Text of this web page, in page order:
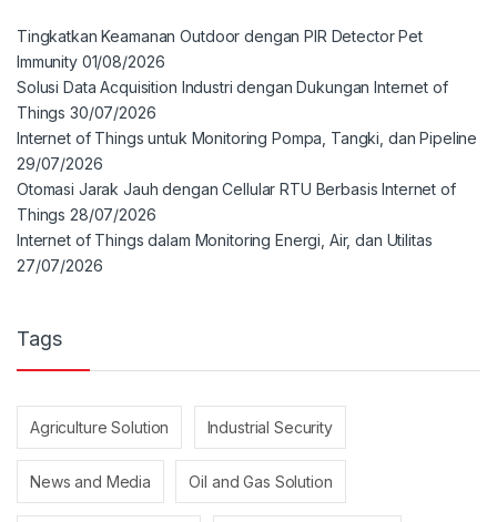
Tingkatkan Keamanan Outdoor dengan PIR Detector Pet
Immunity 01/08/2026
Solusi Data Acquisition Industri dengan Dukungan Internet of
Things 30/07/2026
Internet of Things untuk Monitoring Pompa, Tangki, dan Pipeline
29/07/2026
Otomasi Jarak Jauh dengan Cellular RTU Berbasis Internet of
Things 28/07/2026
Internet of Things dalam Monitoring Energi, Air, dan Utilitas
27/07/2026
Tags
Agriculture Solution Industrial Security
News and Media Oil and Gas Solution